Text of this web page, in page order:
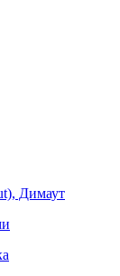
Димаут